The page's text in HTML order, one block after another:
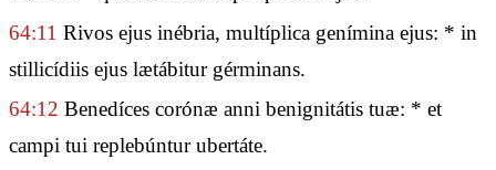
64:11 Rivos ejus inébria, multíplica genímina ejus: * in
stillicídiis ejus lætábitur gérminans.
64:12 Benedíces corónæ anni benignitátis tuæ: * et
campi tui replebúntur ubertáte.